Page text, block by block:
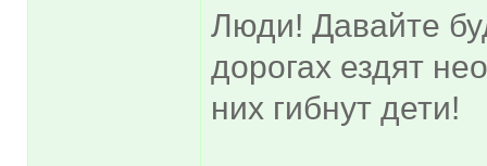
Люди! Давайте
дорогах ездят
них гибнут дети!